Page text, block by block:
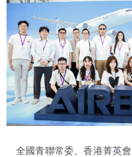
全國青聯常委、香港菁英